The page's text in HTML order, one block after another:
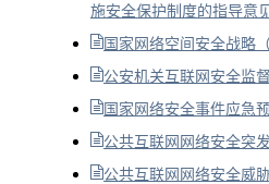
施安全保护制度的指导意见
国家网络空间安全战略（
公安机关互联网安全监
国家网络安全事件应急预
公共互联网网络安全突
公共互联网网络安全威